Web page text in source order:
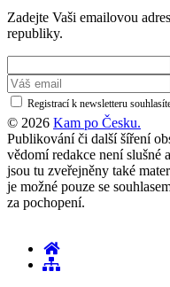
Zadejte Vaši emailovou
republiky.
Registrací k newsletteru
© 2026 Kam po Česku.
Publikování či další šíření
vědomí redakce není slušné
jsou tu zveřejněny také
je možné pouze se
za pochopení.